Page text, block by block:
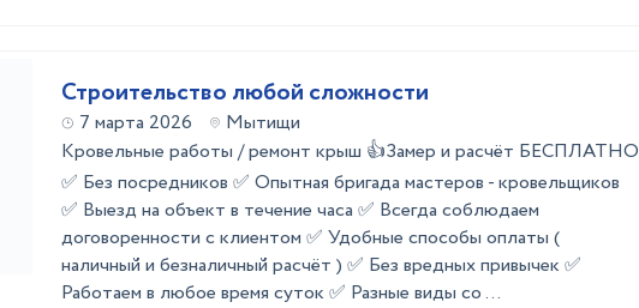
Строительство любой сложности
7 марта 2026
Мытищи
Кровельные работы / ремонт крыш 👍Замер и расчёт БЕСПЛАТНО
✅ Без посредников ✅ Опытная бригада мастеров - кровельщиков
✅ Выезд на объект в течение часа ✅ Всегда соблюдаем
договоренности с клиентом ✅ Удобные способы оплаты (
наличный и безналичный расчёт ) ✅ Без вредных привычек ✅
Работаем в любое время суток ✅ Разные виды со ...